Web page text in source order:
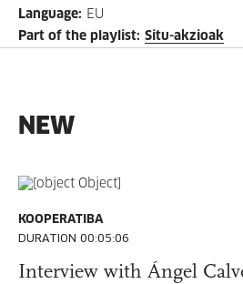
Language: EU
Part of the playlist: Situ-akzioak
NEW
KOOPERATIBA
DURATION 00:05:06
Interview with Ángel